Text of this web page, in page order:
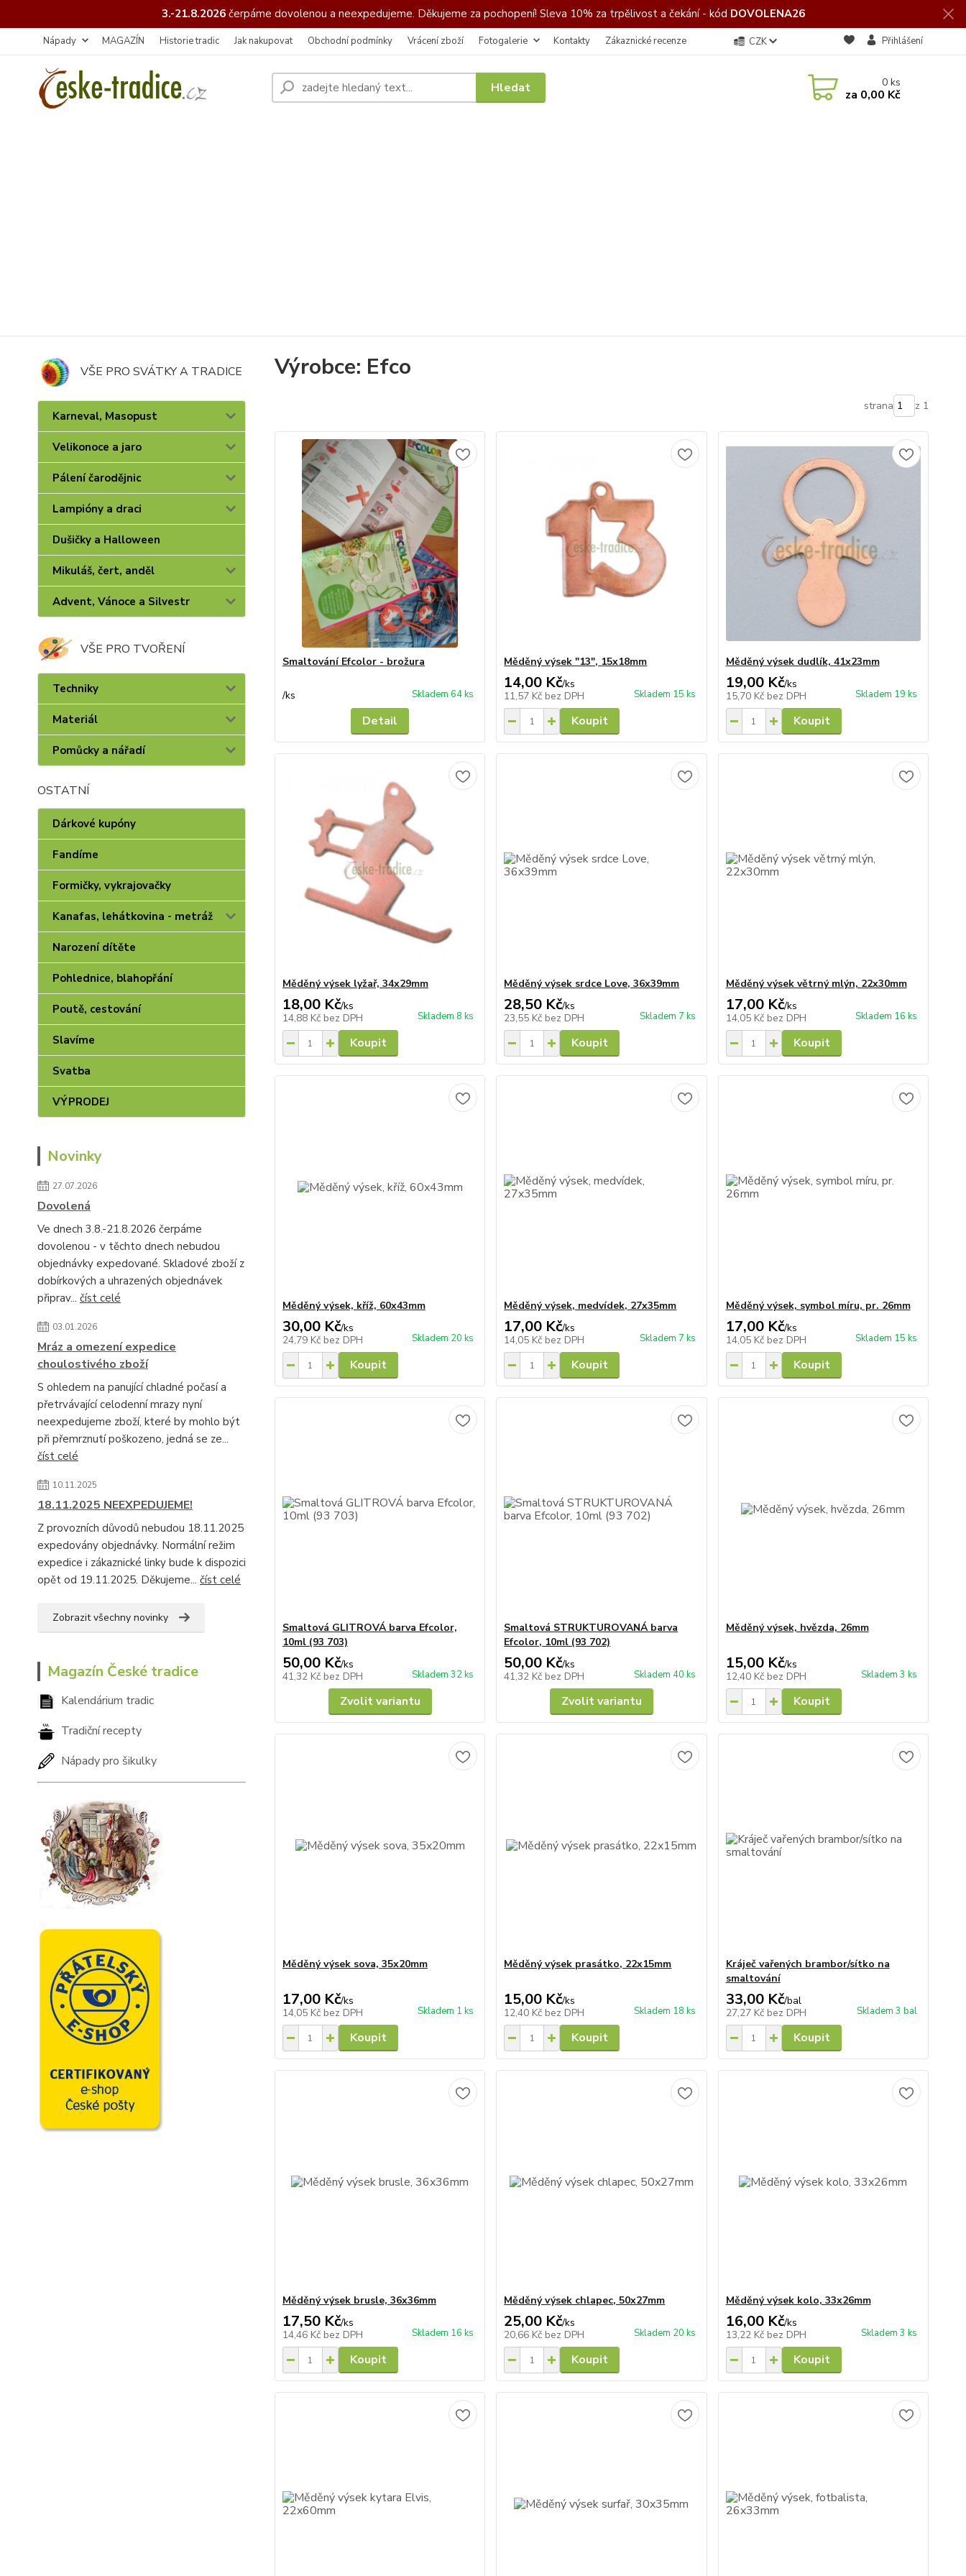
3.-21.8.2026čerpáme dovolenou a neexpedujeme. Děkujeme za pochopení! Sleva 10% za trpělivost a čekání - kód DOVOLENA26
Nápady MAGAZÍN Historie tradic Jak nakupovat Obchodní podmínky Vrácení zboží Fotogalerie Kontakty Zákaznické recenze CZK Přihlášení
Hledat 0ks
za 0,00 Kč
VŠE PRO SVÁTKY A TRADICE
Karneval, Masopust
Velikonoce a jaro
Pálení čarodějnic
Lampióny a draci
Dušičky a Halloween
Mikuláš, čert, anděl
Advent, Vánoce a Silvestr
VŠE PRO TVOŘENÍ
Techniky
Materiál
Pomůcky a nářadí
OSTATNÍ
Dárkové kupóny
Fandíme
Formičky, vykrajovačky
Kanafas, lehátkovina - metráž
Narození dítěte
Pohlednice, blahopřání
Poutě, cestování
Slavíme
Svatba
VÝPRODEJ
Novinky
27.07.2026
Dovolená
Ve dnech 3.8.-21.8.2026 čerpáme
dovolenou - v těchto dnech nebudou
objednávky expedované. Skladové zboží z
dobírkových a uhrazených objednávek
připrav... číst celé
03.01.2026
Mráz a omezení expedice
choulostivého zboží
S ohledem na panující chladné počasí a
přetrvávající celodenní mrazy nyní
neexpedujeme zboží, které by mohlo být
při přemrznutí poškozeno, jedná se ze...
číst celé
10.11.2025
18.11.2025 NEEXPEDUJEME!
Z provozních důvodů nebudou 18.11.2025
expedovány objednávky. Normální režim
expedice i zákaznické linky bude k dispozici
opět od 19.11.2025. Děkujeme... číst celé
Zobrazit všechny novinky
Magazín České tradice
Kalendárium tradic
Tradiční recepty
Nápady pro šikulky
Výrobce: Efco
strana z 1
Smaltování Efcolor - brožura
/ks Skladem 64 ks
Detail
Měděný výsek "13", 15x18mm
14,00 Kč/ks
11,57 Kč bez DPH Skladem 15 ks
Koupit
Měděný výsek dudlík, 41x23mm
19,00 Kč/ks
15,70 Kč bez DPH Skladem 19 ks
Koupit
Měděný výsek lyžař, 34x29mm
18,00 Kč/ks
14,88 Kč bez DPH Skladem 8 ks
Koupit
Měděný výsek srdce Love, 36x39mm
28,50 Kč/ks
23,55 Kč bez DPH Skladem 7 ks
Koupit
Měděný výsek větrný mlýn, 22x30mm
17,00 Kč/ks
14,05 Kč bez DPH Skladem 16 ks
Koupit
Měděný výsek, kříž, 60x43mm
30,00 Kč/ks
24,79 Kč bez DPH Skladem 20 ks
Koupit
Měděný výsek, medvídek, 27x35mm
17,00 Kč/ks
14,05 Kč bez DPH Skladem 7 ks
Koupit
Měděný výsek, symbol míru, pr. 26mm
17,00 Kč/ks
14,05 Kč bez DPH Skladem 15 ks
Koupit
Smaltová GLITROVÁ barva Efcolor,
10ml (93 703)
50,00 Kč/ks
41,32 Kč bez DPH Skladem 32 ks
Zvolit variantu
Smaltová STRUKTUROVANÁ barva
Efcolor, 10ml (93 702)
50,00 Kč/ks
41,32 Kč bez DPH Skladem 40 ks
Zvolit variantu
Měděný výsek, hvězda, 26mm
15,00 Kč/ks
12,40 Kč bez DPH Skladem 3 ks
Koupit
Měděný výsek sova, 35x20mm
17,00 Kč/ks
14,05 Kč bez DPH Skladem 1 ks
Koupit
Měděný výsek prasátko, 22x15mm
15,00 Kč/ks
12,40 Kč bez DPH Skladem 18 ks
Koupit
Kráječ vařených brambor/sítko na
smaltování
33,00 Kč/bal
27,27 Kč bez DPH Skladem 3 bal
Koupit
Měděný výsek brusle, 36x36mm
17,50 Kč/ks
14,46 Kč bez DPH Skladem 16 ks
Koupit
Měděný výsek chlapec, 50x27mm
25,00 Kč/ks
20,66 Kč bez DPH Skladem 20 ks
Koupit
Měděný výsek kolo, 33x26mm
16,00 Kč/ks
13,22 Kč bez DPH Skladem 3 ks
Koupit